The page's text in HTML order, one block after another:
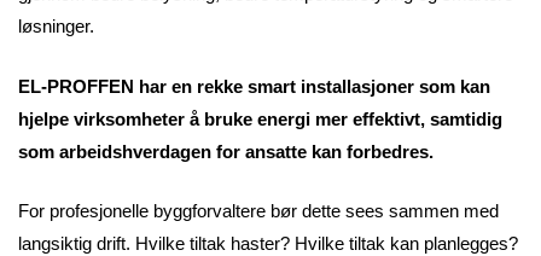
løsninger.
EL-PROFFEN har en rekke smart installasjoner som kan
hjelpe virksomheter å bruke energi mer effektivt, samtidig
som arbeidshverdagen for ansatte kan forbedres.
For profesjonelle byggforvaltere bør dette sees sammen med
langsiktig drift. Hvilke tiltak haster? Hvilke tiltak kan planlegges?